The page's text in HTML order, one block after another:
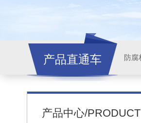
产品直通车
产品中心/PRODUCT